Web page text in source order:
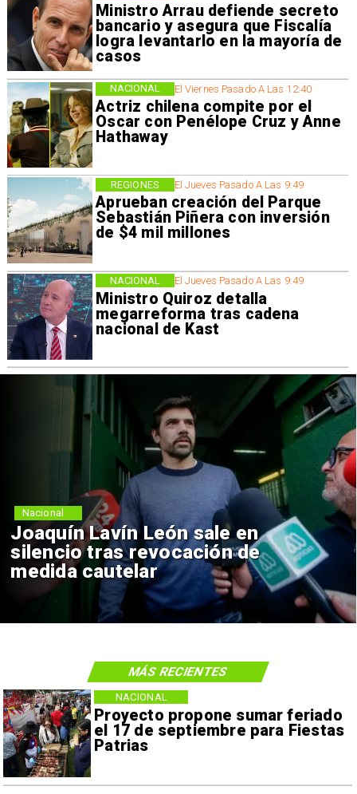
Ministro Arrau defiende secreto
bancario y asegura que Fiscalía
logra levantarlo en la mayoría de
casos
El Viernes Pasado A Las 12:40
Actriz chilena compite por el
Oscar con Penélope Cruz y Anne
Hathaway
NACIONAL
El Jueves Pasado A Las 9:49
Aprueban creación del Parque
Sebastián Piñera con inversión
de $4 mil millones
REGIONES
El Jueves Pasado A Las 9:49
Ministro Quiroz detalla
megarreforma tras cadena
nacional de Kast
NACIONAL
Joaquín Lavín León sale en
silencio tras revocación de
medida cautelar
Nacional
Proyecto propone sumar feriado
el 17 de septiembre para Fiestas
Patrias
NACIONAL
MÁS RECIENTES